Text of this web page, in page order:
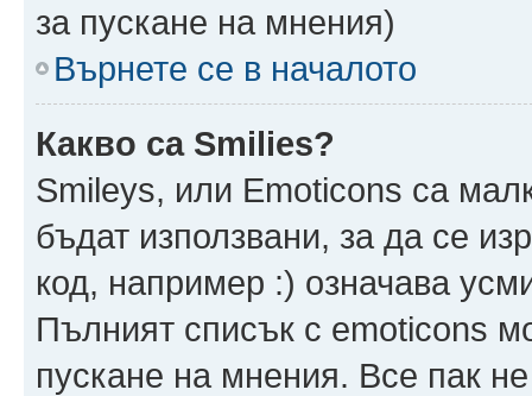
за пускане на мнения)
Върнете се в началото
Какво са Smilies?
Smileys, или Emoticons са
бъдат използвани, за да се
код, например :) означава
Пълният списък с emoticons
пускане на мнения. Все пак